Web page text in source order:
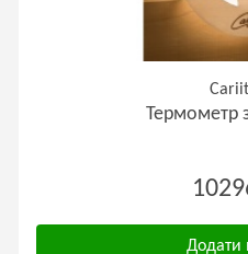
Термометр
Додати